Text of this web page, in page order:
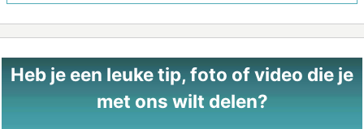
Heb je een leuke tip, foto of video die je
met ons wilt delen?